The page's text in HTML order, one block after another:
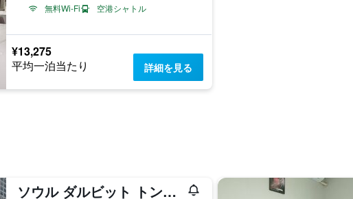
無料Wi-Fi
空港シャトル
¥13,275
平均一泊当たり 詳細を見る
ソウル ダルビット トンデムン ゲストハウス